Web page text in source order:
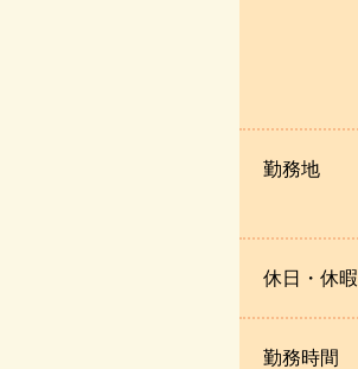
勤務地
休日・休暇
勤務時間